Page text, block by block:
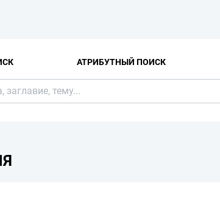
АТРИБУТНЫЙ ПОИСК